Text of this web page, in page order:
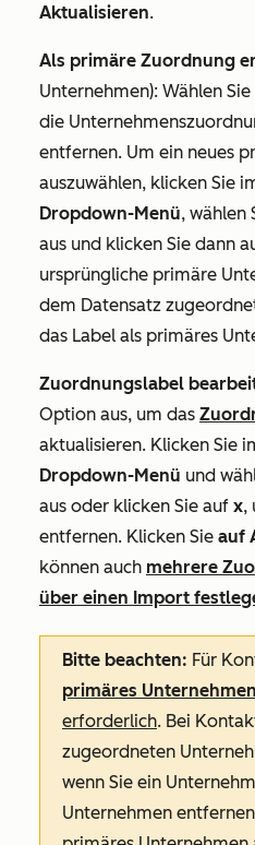
Aktualisieren.
Als primäre Zuordnung
Unternehmen): Wählen
die
entfernen. Um ein neues
auszuwählen, klicken Sie
Dropdown-Menü, wählen
aus und klicken Sie dann
ursprüngliche primäre
dem Datensatz
das Label als primäres
Zuordnungslabel
Option aus, um das
aktualisieren. Klicken Sie
Dropdown-Menü und
aus oder klicken Sie auf x,
entfernen. Klicken Sie auf
können auch mehrere
über einen Import
Bitte beachten: Für
primäres
erforderlich. Bei
zugeordneten
wenn Sie ein
Unternehmen